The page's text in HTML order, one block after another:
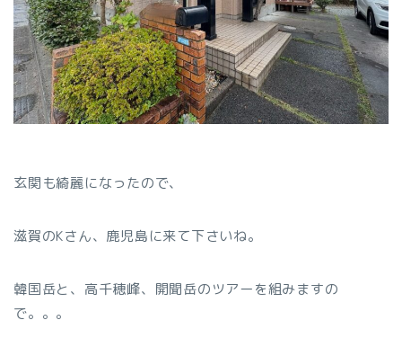
玄関も綺麗になったので、
滋賀のKさん、鹿児島に来て下さいね。
韓国岳と、高千穂峰、開聞岳のツアーを組みますの
で。。。